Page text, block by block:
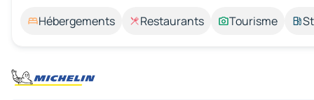
Hébergements Restaurants Tourisme